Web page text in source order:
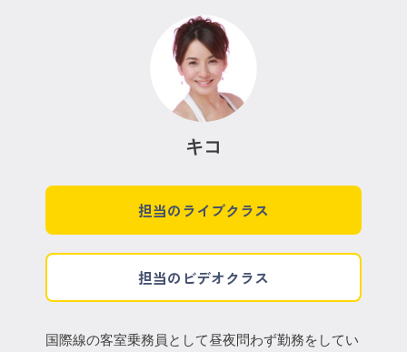
キコ
担当のライブクラス
担当のビデオクラス
国際線の客室乗務員として昼夜問わず勤務をしてい